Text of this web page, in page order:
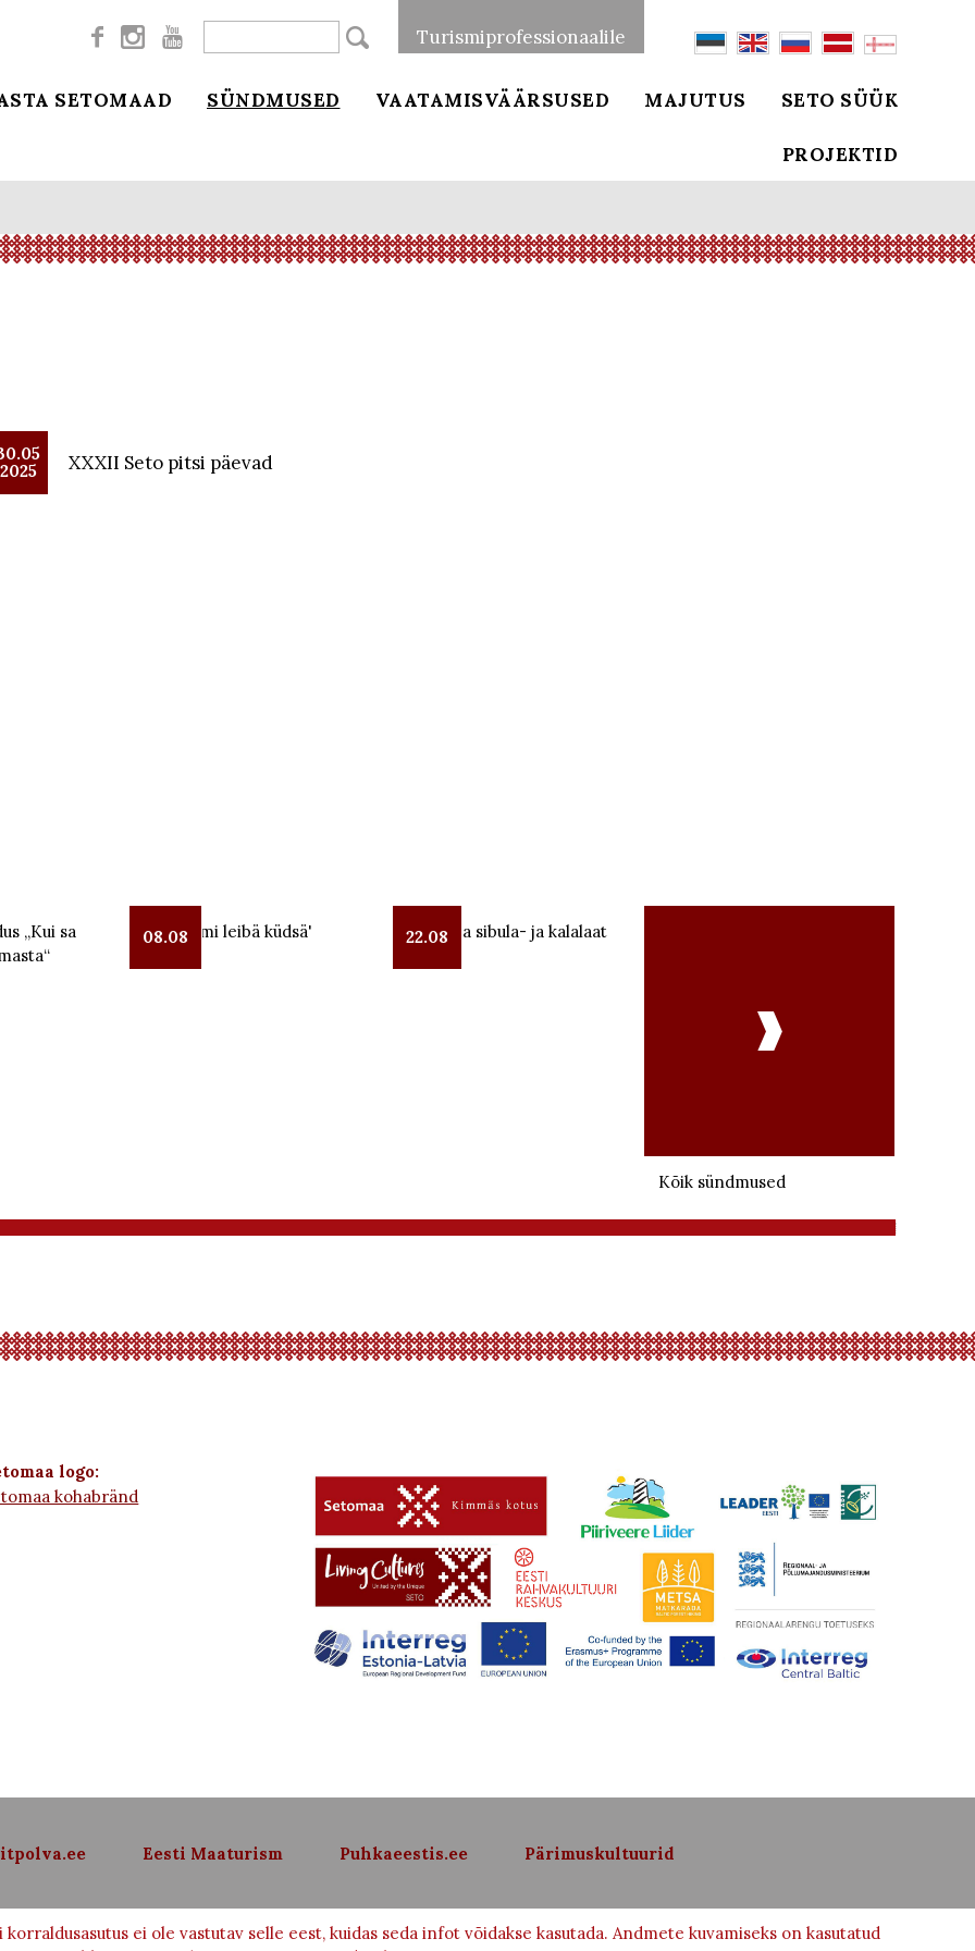
Turismiprofessionaalile
  
SETOMAAD SÜNDMUSED VAATAMISVÄÄRSUSED MAJUTUS SETO SÜÜK
PROJEKTID
2025
XXXII Seto pitsi päevad
„Kui sa
08.08
Leeloga mi leibä küdsä' 22.08
Lüübnitsa sibula- ja kalalaat

Kõik sündmused
logo:
kohabränd
Eesti Maaturism Puhkaeestis.ee Pärimuskultuurid
ei ole vastutav selle eest, kuidas seda infot võidakse kasutada. Andmete kuvamiseks on kasutatud